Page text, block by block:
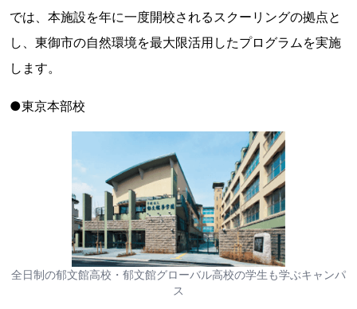
では、本施設を年に一度開校されるスクーリングの拠点と
し、東御市の自然環境を最大限活用したプログラムを実施
します。
●東京本部校
全日制の郁文館高校・郁文館グローバル高校の学生も学ぶキャンパ
ス